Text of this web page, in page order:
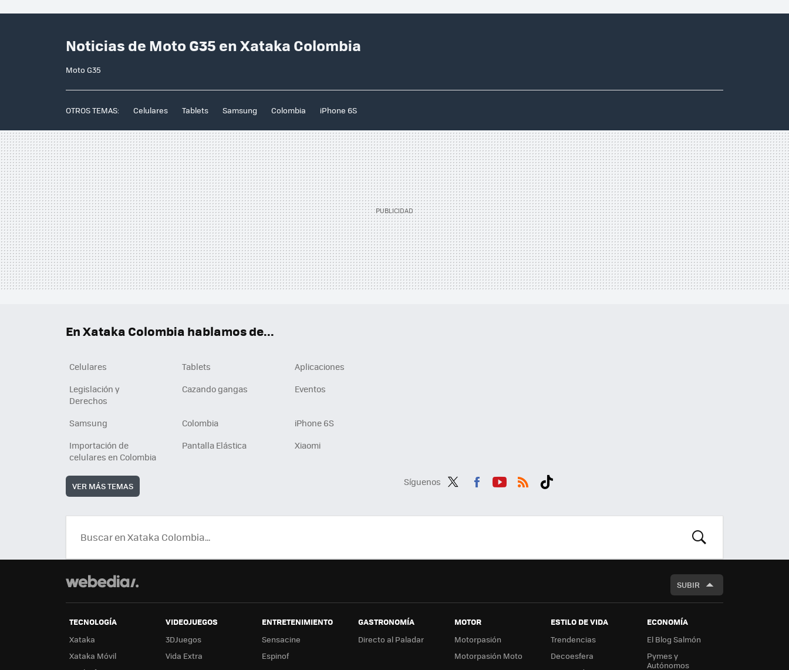
Noticias de Moto G35 en Xataka Colombia
Moto G35
OTROS TEMAS: Celulares Tablets Samsung Colombia iPhone 6S
Síguenos
ter
ebo tub
ok
En Xataka Colombia hablamos de...
Celulares Tablets
Aplicaciones
Legislación y
Derechos
Cazando gangas Eventos
Samsung Colombia
iPhone 6S
Importación de
celulares en Colombia
Pantalla Elástica Xiaomi
VER MÁS TEMAS
BUSCAR
SUBIR
TECNOLOGÍA
Xataka
Xataka Móvil
VIDEOJUEGOS
3DJuegos
Vida Extra
ENTRETENIMIENTO
Sensacine
Espinof
GASTRONOMÍA
Directo al Paladar
MOTOR
Motorpasión
Motorpasión Moto
ESTILO DE VIDA
Trendencias
Decoesfera
ECONOMÍA
El Blog Salmón
Pymes y
Autónomos